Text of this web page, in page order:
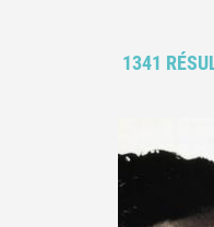
1341